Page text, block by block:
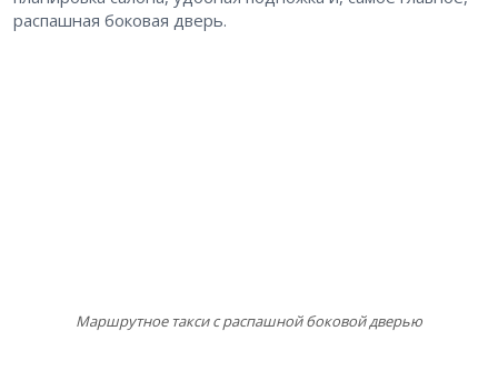
распашная боковая дверь.
Маршрутное такси с распашной боковой дверью